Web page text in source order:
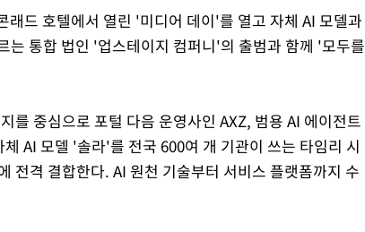
래드 호텔에서 열린 '미디어 데이'를 열고 자체 AI 모델과
통합 법인 '업스테이지 컴퍼니'의 출범과 함께 '모두를
를 중심으로 포털 다음 운영사인 AXZ, 범용 AI 에이전트
AI 모델 '솔라'를 전국 600여 개 기관이 쓰는 타임리 시
전격 결합한다. AI 원천 기술부터 서비스 플랫폼까지 수